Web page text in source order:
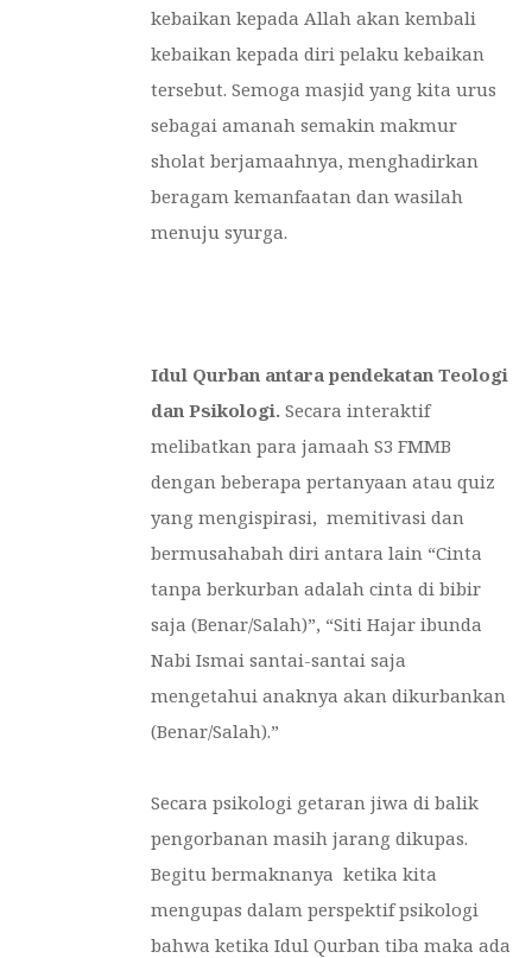
kebaikan kepada Allah akan kembali
kebaikan kepada diri pelaku kebaikan
tersebut. Semoga masjid yang kita urus
sebagai amanah semakin makmur
sholat berjamaahnya, menghadirkan
beragam kemanfaatan dan wasilah
menuju syurga.
Idul Qurban antara pendekatan Teologi
dan Psikologi. Secara interaktif
melibatkan para jamaah S3 FMMB
dengan beberapa pertanyaan atau quiz
yang mengispirasi, memitivasi dan
bermusahabah diri antara lain “Cinta
tanpa berkurban adalah cinta di bibir
saja (Benar/Salah)”, “Siti Hajar ibunda
Nabi Ismai santai-santai saja
mengetahui anaknya akan dikurbankan
(Benar/Salah).”
Secara psikologi getaran jiwa di balik
pengorbanan masih jarang dikupas.
Begitu bermaknanya ketika kita
mengupas dalam perspektif psikologi
bahwa ketika Idul Qurban tiba maka ada